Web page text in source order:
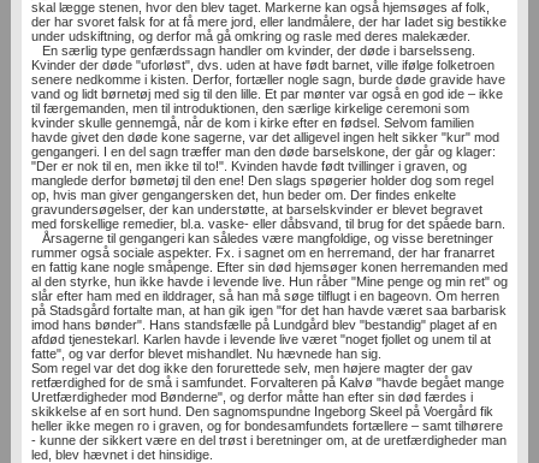
skal lægge stenen, hvor den blev taget. Markerne kan også hjemsøges af folk,
der har svoret falsk for at få mere jord, eller landmålere, der har Iadet sig bestikke
under udskiftning, og derfor må gå omkring og rasle med deres malekæder.
En særlig type genfærdssagn handler om kvinder, der døde i barselsseng.
Kvinder der døde "uforløst", dvs. uden at have født barnet, ville ifølge folketroen
senere nedkomme i kisten. Derfor, fortæller nogle sagn, burde døde gravide have
vand og lidt børnetøj med sig til den lille. Et par mønter var også en god ide – ikke
til færgemanden, men til introduktionen, den særlige kirkelige ceremoni som
kvinder skulle gennemgå, når de kom i kirke efter en fødsel. Selvom familien
havde givet den døde kone sagerne, var det alligevel ingen helt sikker "kur" mod
gengangeri. I en del sagn træffer man den døde barselskone, der går og klager:
"Der er nok til en, men ikke til to!". Kvinden havde født tvillinger i graven, og
manglede derfor bømetøj til den ene! Den slags spøgerier holder dog som regel
op, hvis man giver gengangersken det, hun beder om. Der findes enkelte
gravundersøgelser, der kan understøtte, at barselskvinder er blevet begravet
med forskellige remedier, bl.a. vaske- eller dåbsvand, til brug for det spåede barn.
Årsagerne til gengangeri kan således være mangfoldige, og visse beretninger
rummer også sociale aspekter. Fx. i sagnet om en herremand, der har franarret
en fattig kane nogle småpenge. Efter sin død hjemsøger konen herremanden med
al den styrke, hun ikke havde i levende live. Hun råber "Mine penge og min ret" og
slår efter ham med en ilddrager, så han må søge tilflugt i en bageovn. Om herren
på Stadsgård fortalte man, at han gik igen "for det han havde været saa barbarisk
imod hans bønder". Hans standsfælle på Lundgård blev "bestandig" plaget af en
afdød tjenestekarl. Karlen havde i levende live været "noget fjollet og unem til at
fatte", og var derfor blevet mishandlet. Nu hævnede han sig.
Som regel var det dog ikke den forurettede selv, men højere magter der gav
retfærdighed for de små i samfundet. Forvalteren på Kalvø "havde begået mange
Uretfærdigheder mod Bønderne", og derfor måtte han efter sin død færdes i
skikkelse af en sort hund. Den sagnomspundne Ingeborg Skeel på Voergård fik
heller ikke megen ro i graven, og for bondesamfundets fortællere – samt tilhørere
- kunne der sikkert være en del trøst i beretninger om, at de uretfærdigheder man
led, blev hævnet i det hinsidige.